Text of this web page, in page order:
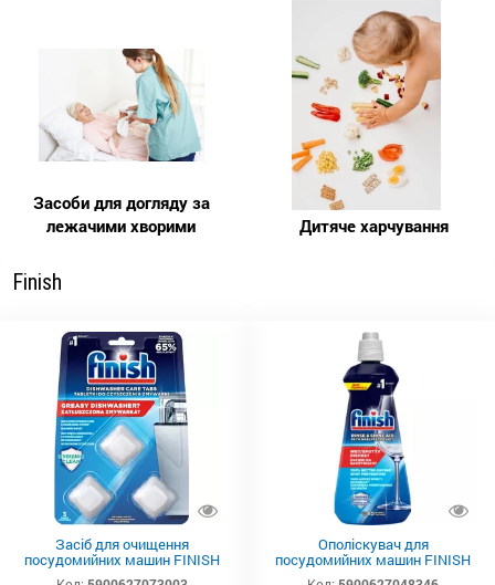
Засоби для догляду за
лежачими хворими
Дитяче харчування
Finish
Засіб для очищення
посудомийних машин FINISH
Dishwasher Cleaner 3 шт.
Ополіскувач для
посудомийних машин FINISH